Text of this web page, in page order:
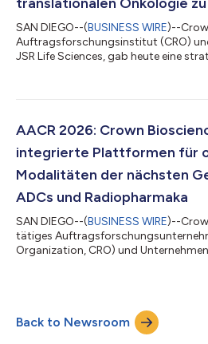
SAN DIEGO--(BUSINESS WIRE)--
Auftragsforschungsinstitut (CRO)
JSR Life Sciences, gab heute eine
voranzutreiben. Dazu werden die In-
Bioscience auf Basis der HUB-
AACR 2026: Crown
integrierte Plattformen für
Modalitäten der nächsten
ADCs und Radiopharmaka
SAN DIEGO--(BUSINESS WIRE)--
tätiges
Organization, CRO) und
onkologischer Modalitäten,
Arzneistoff-Konjugate (ADCs) und
beschleunigen können. Anhand von 12
Back to Newsroom